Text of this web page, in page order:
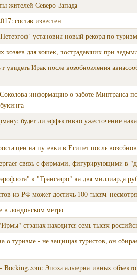
жителей Северо-Запада
состав известен
установил новый рекорд по
для кошек, пострадавших при
увидеть Ирак после возобновления
информацию о работе Минтранса по
будет ли эффективно ужесточение
цен на путевки в Египет после
связь с фирмами, фигурирующими в
к "Трансаэро" на два миллиарда
из РФ может достичь 100 тысяч,
в лондонском метро
странах находится семь тысяч
о туризме - не защищая туристов, он
Эпоха альтернативных